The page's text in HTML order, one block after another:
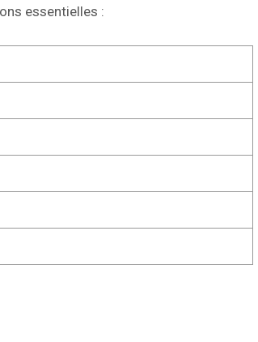
essentielles :